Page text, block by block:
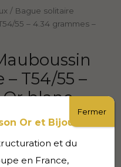
/ Bague solitaire
55 – 4.34 grammes –
– T54/55 –
blanc
Or et Bijoux
et du
en France,
Fermer